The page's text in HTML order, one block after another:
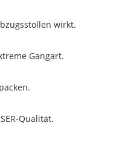
wirkt.
Gangart.
Qualität.